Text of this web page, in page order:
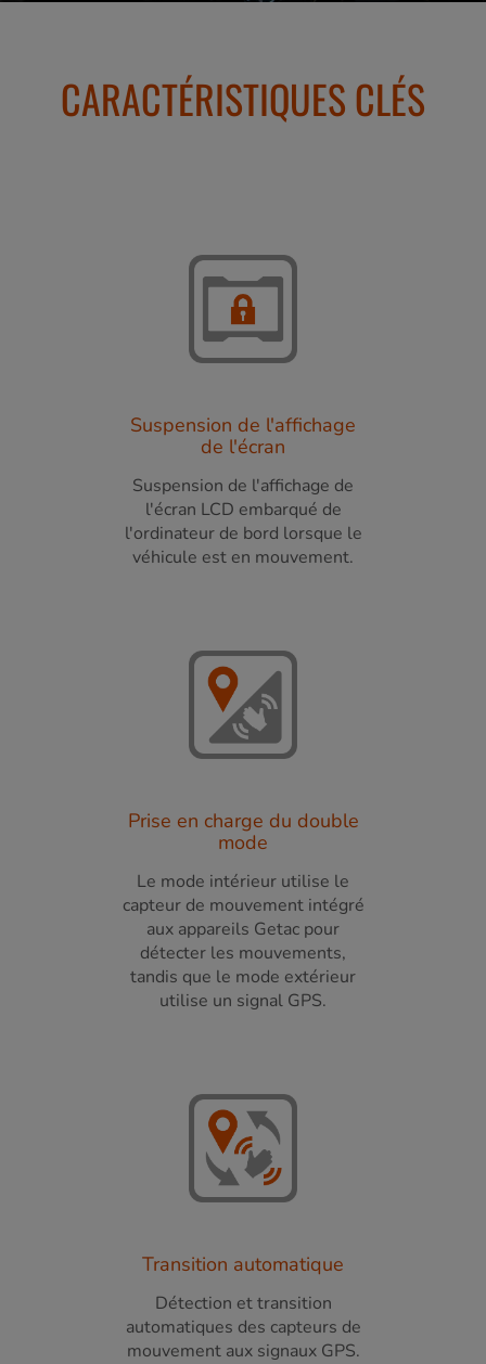
CARACTÉRISTIQUES CLÉS
Suspension de l'affichage
de l'écran
Suspension de l'affichage de
l'écran LCD embarqué de
l'ordinateur de bord lorsque le
véhicule est en mouvement.
Prise en charge du double
mode
Le mode intérieur utilise le
capteur de mouvement intégré
aux appareils Getac pour
détecter les mouvements,
tandis que le mode extérieur
utilise un signal GPS.
Transition automatique
Détection et transition
automatiques des capteurs de
mouvement aux signaux GPS.